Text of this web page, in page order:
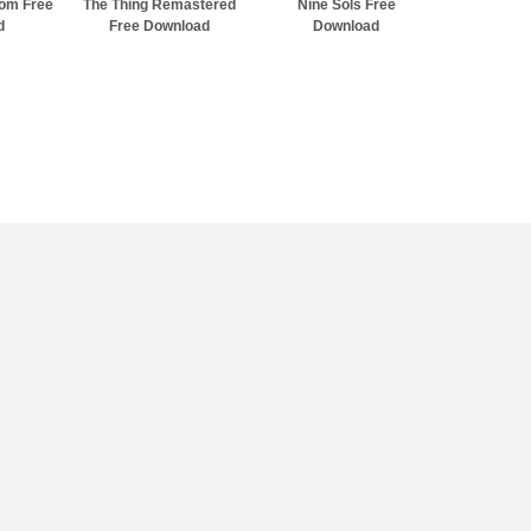
Free
The Thing Remastered
Free Download
Nine Sols Free
Download